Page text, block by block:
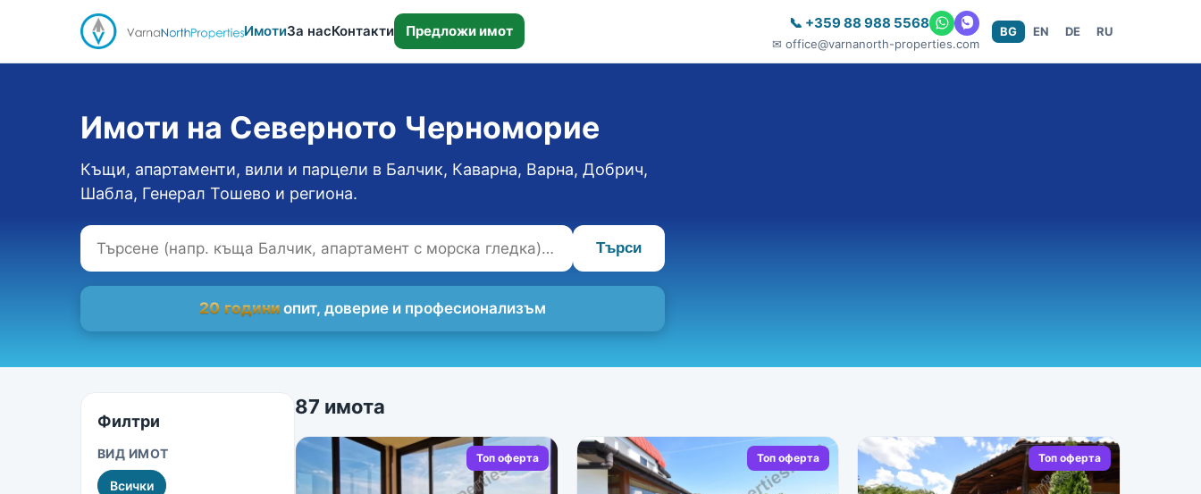
BG EN DE RU
ИмотиЗа насКонтакти Предложи имот 📞 +359 88 988 5568
✉ office@varnanorth-properties.com
Имоти на Северното Черноморие
Къщи, апартаменти, вили и парцели в Балчик, Каварна, Варна, Добрич,
Шабла, Генерал Тошево и региона.
Търси
20 години опит, доверие и професионализъм
Филтри
ВИД ИМОТ
Всички
87 имота
Топ оферта Топ оферта Топ оферта